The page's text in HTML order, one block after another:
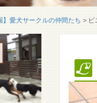
】愛犬サークルの仲間たち > ビ